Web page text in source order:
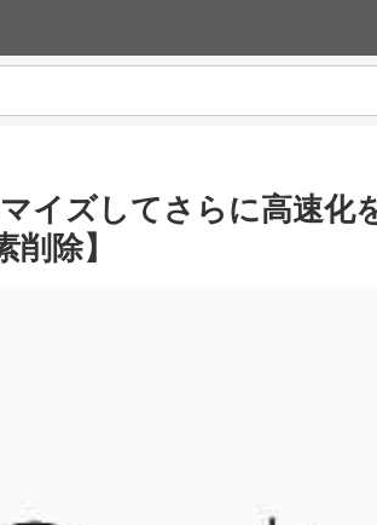
イズしてさらに高速化
除】